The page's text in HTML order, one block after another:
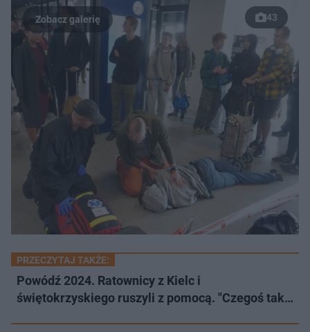
43
PRZECZYTAJ TAKŻE:
Powódź 2024. Ratownicy z Kielc i
świętokrzyskiego ruszyli z pomocą. "Czegoś tak…